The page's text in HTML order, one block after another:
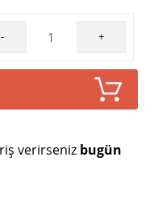
- +
verirseniz bugün